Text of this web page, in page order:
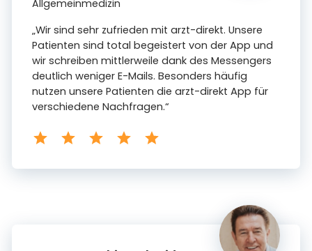
Allgemeinmedizin
„Wir sind sehr zufrieden mit arzt-direkt. Unsere
Patienten sind total begeistert von der App und
wir schreiben mittlerweile dank des Messengers
deutlich weniger E-Mails. Besonders häufig
nutzen unsere Patienten die arzt-direkt App für
verschiedene Nachfragen.“